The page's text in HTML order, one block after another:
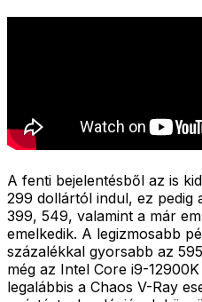
A fenti bejelentésből az is
299 dollártól indul, ez pedig
399, 549, valamint a már
emelkedik. A legizmosabb
százalékkal gyorsabb az
még az Intel Core i9-
legalábbis a Chaos V-Ray